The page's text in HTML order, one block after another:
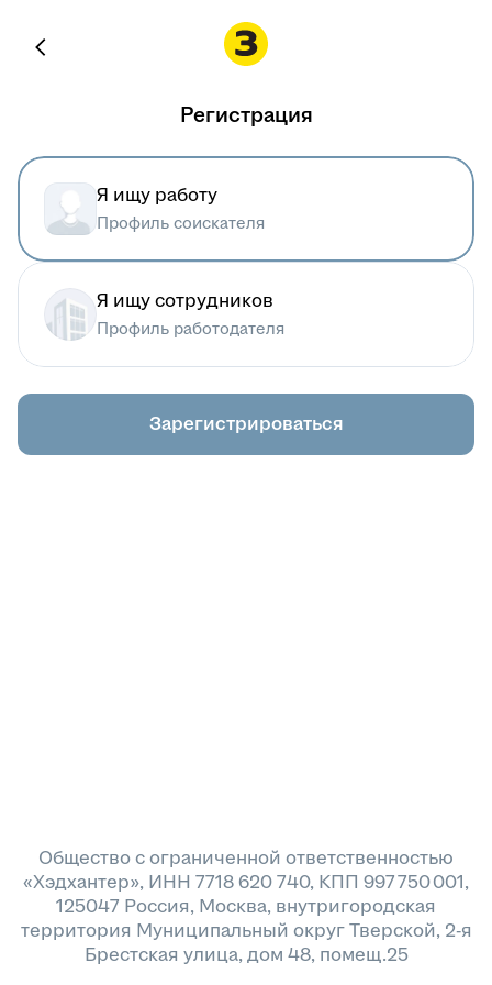
Регистрация
Я ищу работу
Профиль соискателя
Я ищу сотрудников
Профиль работодателя
Зарегистрироваться
Общество с ограниченной ответственностью
«Хэдхантер», ИНН 7718 620 740, КПП 997 750 001,
125047 Россия, Москва, внутригородская
территория Муниципальный округ Тверской, 2-я
Брестская улица, дом 48, помещ.25